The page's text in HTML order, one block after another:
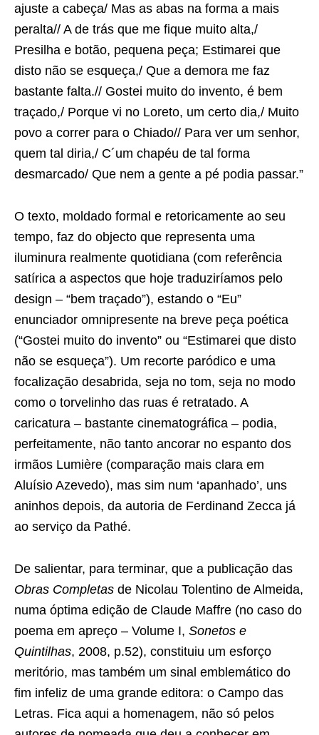
ajuste a cabeça/ Mas as abas na forma a mais
peralta// A de trás que me fique muito alta,/
Presilha e botão, pequena peça; Estimarei que
disto não se esqueça,/ Que a demora me faz
bastante falta.// Gostei muito do invento, é bem
traçado,/ Porque vi no Loreto, um certo dia,/ Muito
povo a correr para o Chiado// Para ver um senhor,
quem tal diria,/ C´um chapéu de tal forma
desmarcado/ Que nem a gente a pé podia passar.”
O texto, moldado formal e retoricamente ao seu
tempo, faz do objecto que representa uma
iluminura realmente quotidiana (com referência
satírica a aspectos que hoje traduziríamos pelo
design – “bem traçado”), estando o “Eu”
enunciador omnipresente na breve peça poética
(“Gostei muito do invento” ou “Estimarei que disto
não se esqueça”). Um recorte paródico e uma
focalização desabrida, seja no tom, seja no modo
como o torvelinho das ruas é retratado. A
caricatura – bastante cinematográfica – podia,
perfeitamente, não tanto ancorar no espanto dos
irmãos Lumière (comparação mais clara em
Aluísio Azevedo), mas sim num ‘apanhado’, uns
aninhos depois, da autoria de Ferdinand Zecca já
ao serviço da Pathé.
De salientar, para terminar, que a publicação das
Obras Completas de Nicolau Tolentino de Almeida,
numa óptima edição de Claude Maffre (no caso do
poema em apreço – Volume I, Sonetos e
Quintilhas, 2008, p.52), constituiu um esforço
meritório, mas também um sinal emblemático do
fim infeliz de uma grande editora: o Campo das
Letras. Fica aqui a homenagem, não só pelos